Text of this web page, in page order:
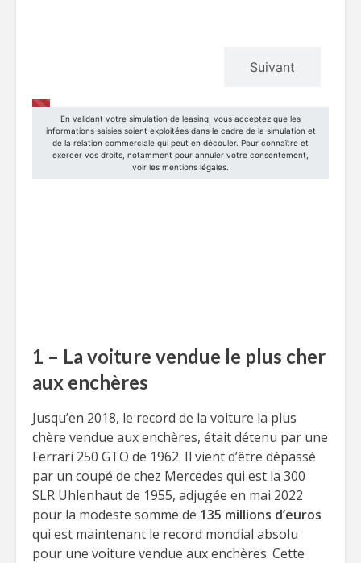
1 – La voiture vendue le plus cher
aux enchères
Jusqu’en 2018, le record de la voiture la plus
chère vendue aux enchères, était détenu par une
Ferrari 250 GTO de 1962. Il vient d’être dépassé
par un coupé de chez Mercedes qui est la 300
SLR Uhlenhaut de 1955, adjugée en mai 2022
pour la modeste somme de 135 millions d’euros
qui est maintenant le record mondial absolu
pour une voiture vendue aux enchères. Cette